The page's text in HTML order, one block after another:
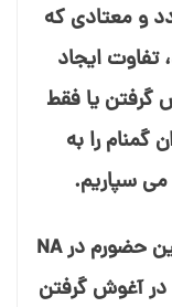
و معتادی که
تفاوت ایجاد
گرفتن یا فقط
گمنام را به
سپاریم.
فقط برای امروز : استقبالی که در اولین حضورم در NA
در آغوش گرفتن